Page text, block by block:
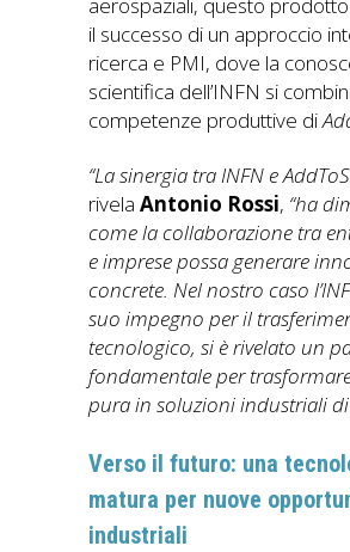
aerospaziali, questo
il successo di un approccio
ricerca e PMI, dove la
scientifica dell’INFN si
competenze produttive di
“La sinergia tra INFN e
rivela Antonio Rossi, “ha
come la collaborazione tra
e imprese possa generare
concrete. Nel nostro caso
suo impegno per il
tecnologico, si è rivelato un
fondamentale per
pura in soluzioni industriali di
Verso il futuro: una
matura per nuove
industriali